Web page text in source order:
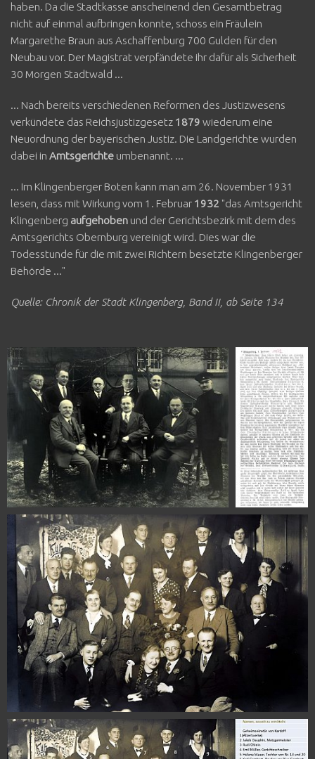
haben. Da die Stadtkasse anscheinend den Gesamtbetrag
nicht auf einmal aufbringen konnte, schoss ein Fräulein
Margarethe Braun aus Aschaffenburg 700 Gulden für den
Neubau vor. Der Magistrat verpfändete ihr dafür als Sicherheit
30 Morgen Stadtwald ...
... Nach bereits verschiedenen Reformen des Justizwesens
verkündete das Reichsjustizgesetz 1879 wiederum eine
Neuordnung der bayerischen Justiz. Die Landgerichte wurden
dabei in Amtsgerichte umbenannt. ...
... Im Klingenberger Boten kann man am 26. November 1931
lesen, dass mit Wirkung vom 1. Februar 1932 "das Amtsgericht
Klingenberg aufgehoben und der Gerichtsbezirk mit dem des
Amtsgerichts Obernburg vereinigt wird. Dies war die
Todesstunde für die mit zwei Richtern besetzte Klingenberger
Behörde ..."
Quelle: Chronik der Stadt Klingenberg, Band II, ab Seite 134